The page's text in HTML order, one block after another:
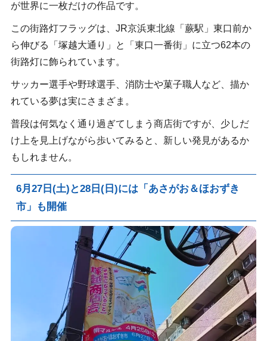
が世界に一枚だけの作品です。
この街路灯フラッグは、JR京浜東北線「蕨駅」東口前か
ら伸びる「塚越大通り」と「東口一番街」に立つ62本の
街路灯に飾られています。
サッカー選手や野球選手、消防士や菓子職人など、描か
れている夢は実にさまざま。
普段は何気なく通り過ぎてしまう商店街ですが、少しだ
け上を見上げながら歩いてみると、新しい発見があるか
もしれません。
6月27日(土)と28日(日)には「あさがお＆ほおずき
市」も開催